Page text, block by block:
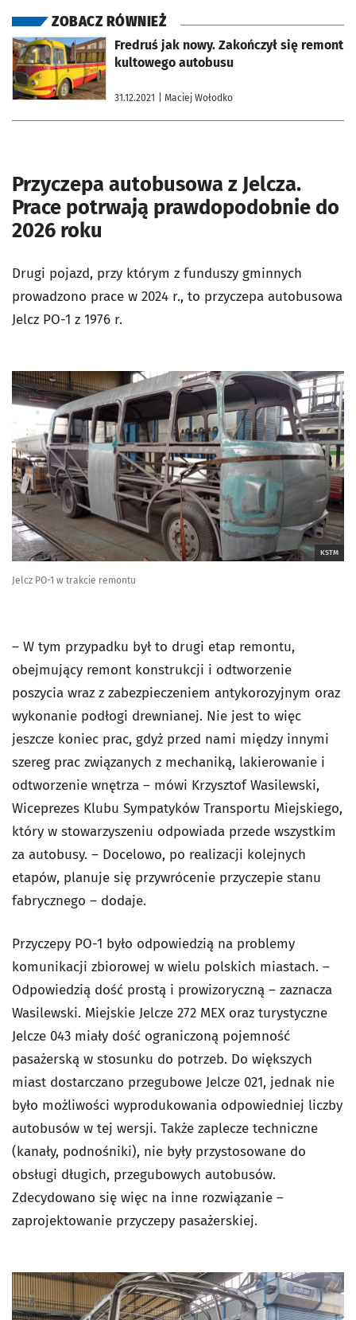
ZOBACZ RÓWNIEŻ
Fredruś jak nowy. Zakończył się remont
kultowego autobusu
31.12.2021 | Maciej Wołodko
otworzy się w nowej karcie
Przyczepa autobusowa z Jelcza.
Prace potrwają prawdopodobnie do
2026 roku
Drugi pojazd, przy którym z funduszy gminnych
prowadzono prace w 2024 r., to przyczepa autobusowa
Jelcz PO-1 z 1976 r.
KSTM
Jelcz PO-1 w trakcie remontu
– W tym przypadku był to drugi etap remontu,
obejmujący remont konstrukcji i odtworzenie
poszycia wraz z zabezpieczeniem antykorozyjnym oraz
wykonanie podłogi drewnianej. Nie jest to więc
jeszcze koniec prac, gdyż przed nami między innymi
szereg prac związanych z mechaniką, lakierowanie i
odtworzenie wnętrza – mówi Krzysztof Wasilewski,
Wiceprezes Klubu Sympatyków Transportu Miejskiego,
który w stowarzyszeniu odpowiada przede wszystkim
za autobusy. – Docelowo, po realizacji kolejnych
etapów, planuje się przywrócenie przyczepie stanu
fabrycznego – dodaje.
Przyczepy PO-1 było odpowiedzią na problemy
komunikacji zbiorowej w wielu polskich miastach. –
Odpowiedzią dość prostą i prowizoryczną – zaznacza
Wasilewski. Miejskie Jelcze 272 MEX oraz turystyczne
Jelcze 043 miały dość ograniczoną pojemność
pasażerską w stosunku do potrzeb. Do większych
miast dostarczano przegubowe Jelcze 021, jednak nie
było możliwości wyprodukowania odpowiedniej liczby
autobusów w tej wersji. Także zaplecze techniczne
(kanały, podnośniki), nie były przystosowane do
obsługi długich, przegubowych autobusów.
Zdecydowano się więc na inne rozwiązanie –
zaprojektowanie przyczepy pasażerskiej.